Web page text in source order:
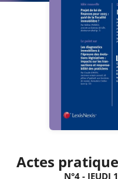
N°4 - JEUDI